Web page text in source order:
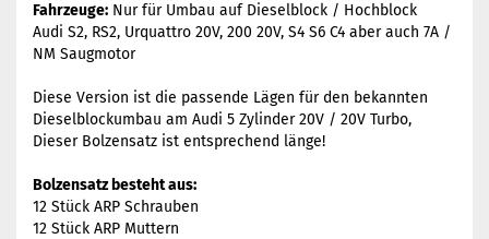
Fahrzeuge: Nur für Umbau auf Dieselblock / Hochblock
Audi S2, RS2, Urquattro 20V, 200 20V, S4 S6 C4 aber auch 7A /
NM Saugmotor
Diese Version ist die passende Lägen für den bekannten
Dieselblockumbau am Audi 5 Zylinder 20V / 20V Turbo,
Dieser Bolzensatz ist entsprechend länge!
Bolzensatz besteht aus:
12 Stück ARP Schrauben
12 Stück ARP Muttern